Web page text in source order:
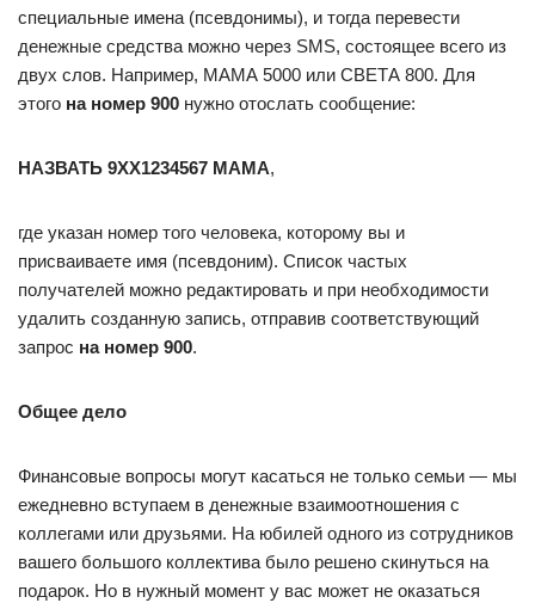
специальные имена (псевдонимы), и тогда перевести
денежные средства можно через SMS, состоящее всего из
двух слов. Например, МАМА 5000 или СВЕТА 800. Для
этого на номер 900 нужно отослать сообщение:
НАЗВАТЬ 9ХХ1234567 МАМА,
где указан номер того человека, которому вы и
присваиваете имя (псевдоним). Список частых
получателей можно редактировать и при необходимости
удалить созданную запись, отправив соответствующий
запрос на номер 900.
Общее дело
Финансовые вопросы могут касаться не только семьи — мы
ежедневно вступаем в денежные взаимоотношения с
коллегами или друзьями. На юбилей одного из сотрудников
вашего большого коллектива было решено скинуться на
подарок. Но в нужный момент у вас может не оказаться